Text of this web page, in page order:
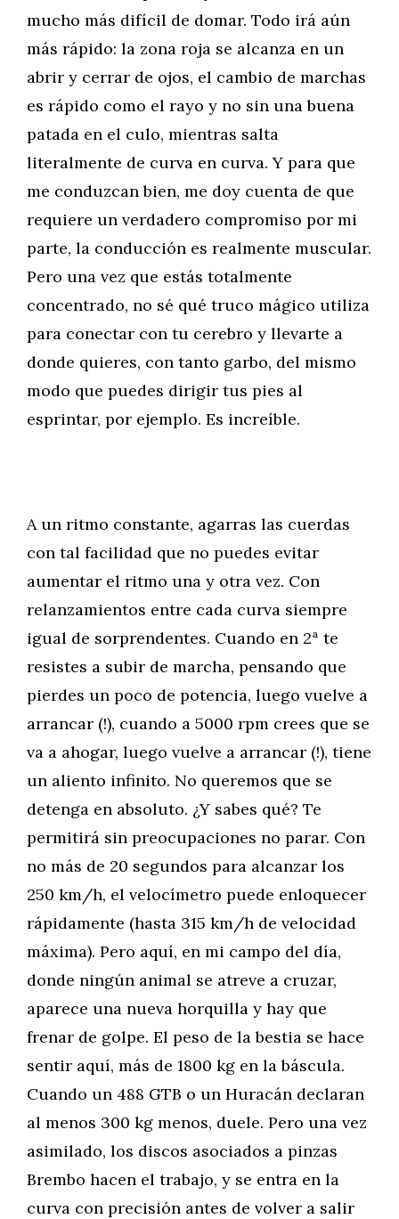
mucho más difícil de domar. Todo irá aún
más rápido: la zona roja se alcanza en un
abrir y cerrar de ojos, el cambio de marchas
es rápido como el rayo y no sin una buena
patada en el culo, mientras salta
literalmente de curva en curva. Y para que
me conduzcan bien, me doy cuenta de que
requiere un verdadero compromiso por mi
parte, la conducción es realmente muscular.
Pero una vez que estás totalmente
concentrado, no sé qué truco mágico utiliza
para conectar con tu cerebro y llevarte a
donde quieres, con tanto garbo, del mismo
modo que puedes dirigir tus pies al
esprintar, por ejemplo. Es increíble.
A un ritmo constante, agarras las cuerdas
con tal facilidad que no puedes evitar
aumentar el ritmo una y otra vez. Con
relanzamientos entre cada curva siempre
igual de sorprendentes. Cuando en 2ª te
resistes a subir de marcha, pensando que
pierdes un poco de potencia, luego vuelve a
arrancar (!), cuando a 5000 rpm crees que se
va a ahogar, luego vuelve a arrancar (!), tiene
un aliento infinito. No queremos que se
detenga en absoluto. ¿Y sabes qué? Te
permitirá sin preocupaciones no parar. Con
no más de 20 segundos para alcanzar los
250 km/h, el velocímetro puede enloquecer
rápidamente (hasta 315 km/h de velocidad
máxima). Pero aquí, en mi campo del día,
donde ningún animal se atreve a cruzar,
aparece una nueva horquilla y hay que
frenar de golpe. El peso de la bestia se hace
sentir aquí, más de 1800 kg en la báscula.
Cuando un 488 GTB o un Huracán declaran
al menos 300 kg menos, duele. Pero una vez
asimilado, los discos asociados a pinzas
Brembo hacen el trabajo, y se entra en la
curva con precisión antes de volver a salir